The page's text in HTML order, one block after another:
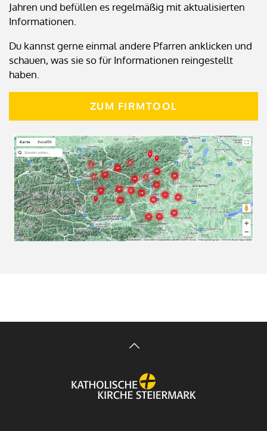
Jahren und befüllen es regelmäßig mit aktualisierten
Informationen.
Du kannst gerne einmal andere Pfarren anklicken und
schauen, was sie so für Informationen reingestellt
haben.
ZUM FIRMTOOL